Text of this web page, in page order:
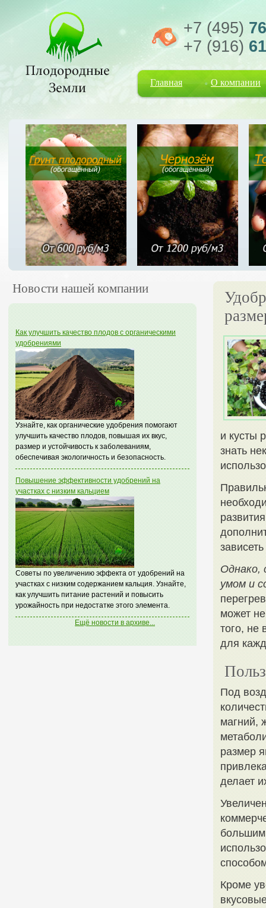
+7 (495)
+7 (916)
Главная О компании
Новости нашей компании
Как улучшить качество плодов с органическими
удобрениями
Узнайте, как органические удобрения помогают
улучшить качество плодов, повышая их вкус,
размер и устойчивость к заболеваниям,
обеспечивая экологичность и безопасность.
Повышение эффективности удобрений на
участках с низким кальцием
Советы по увеличению эффекта от удобрений на
участках с низким содержанием кальция. Узнайте,
как улучшить питание растений и повысить
урожайность при недостатке этого элемента.
Ещё новости в архиве...
и кусты
знать
Однако,
умом и
может
того, не
для
Под
магний,
размер
делает
большим
Кроме